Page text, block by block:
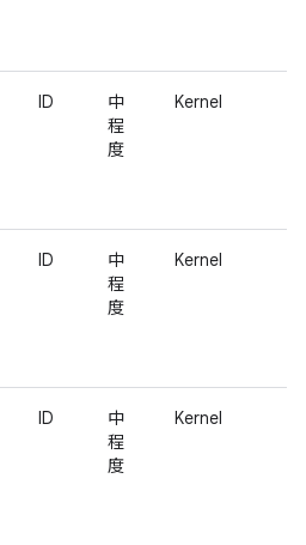
ID
中
程
度
Kernel
ID
中
程
度
Kernel
ID
中
程
度
Kernel